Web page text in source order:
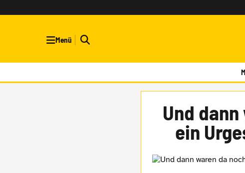
Menü
Und
ein